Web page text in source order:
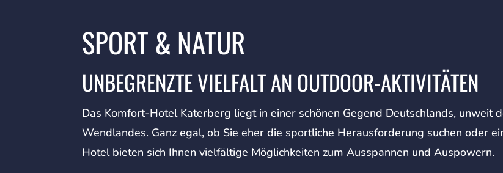
SPORT & NATUR
UNBEGRENZTE VIELFALT AN OUTDOOR-AKTIVITÄTEN
Das Komfort-Hotel Katerberg liegt in einer schönen Gegend Deutschlands, unweit
Wendlandes. Ganz egal, ob Sie eher die sportliche Herausforderung suchen oder
Hotel bieten sich Ihnen vielfältige Möglichkeiten zum Ausspannen und Auspowern.